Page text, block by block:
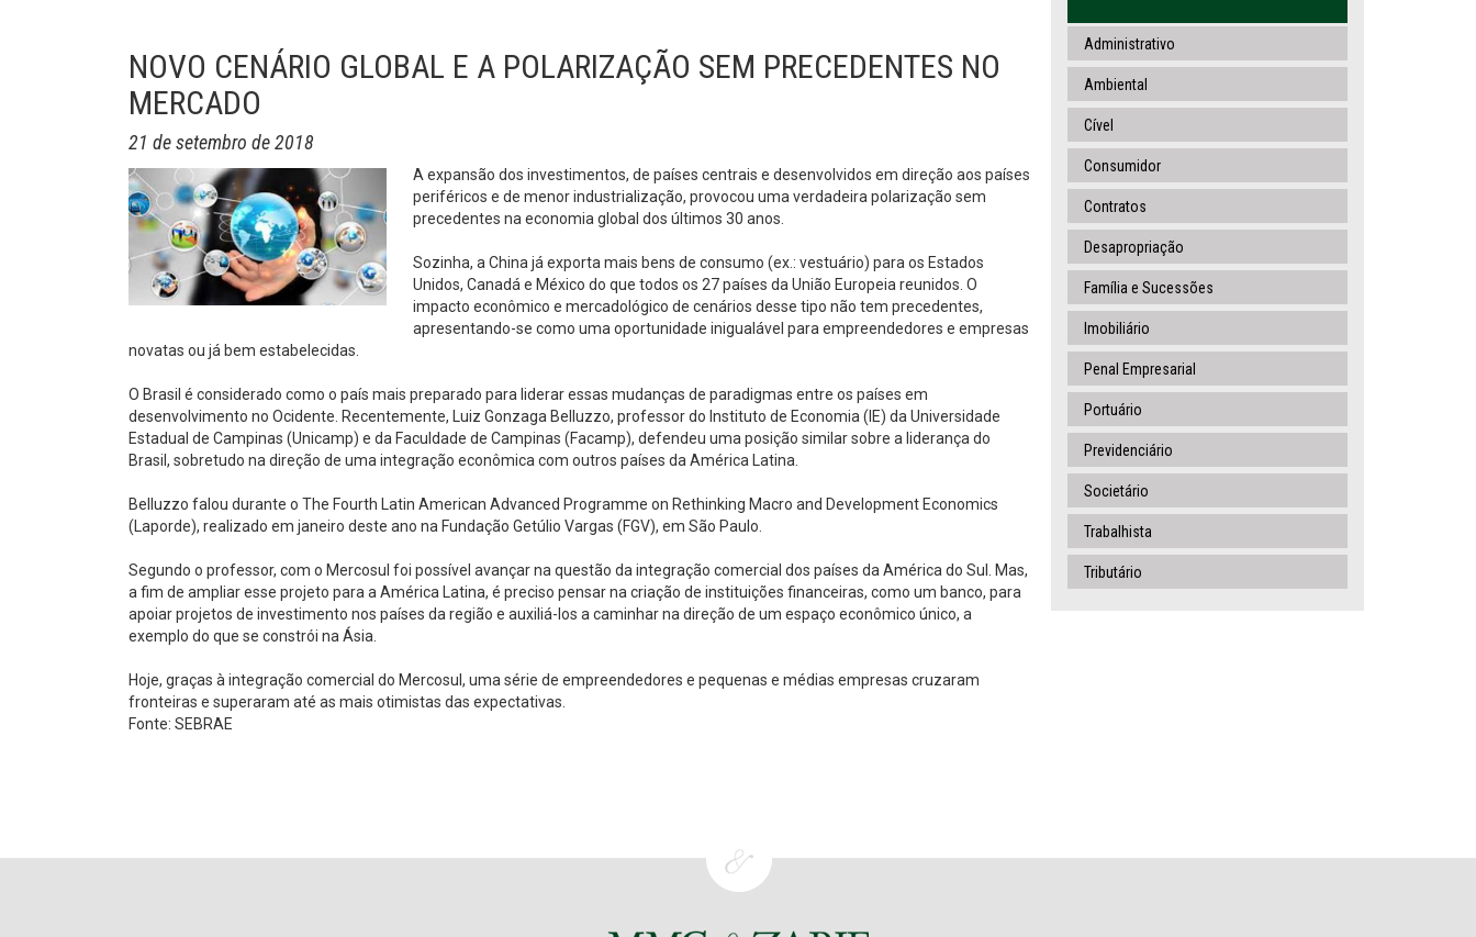
NOVO CENÁRIO GLOBAL E A POLARIZAÇÃO SEM PRECEDENTES NO
MERCADO
21 de setembro de 2018
A expansão dos investimentos, de países centrais e desenvolvidos em direção aos países
periféricos e de menor industrialização, provocou uma verdadeira polarização sem
precedentes na economia global dos últimos 30 anos.
Sozinha, a China já exporta mais bens de consumo (ex.: vestuário) para os Estados
Unidos, Canadá e México do que todos os 27 países da União Europeia reunidos. O
impacto econômico e mercadológico de cenários desse tipo não tem precedentes,
apresentando-se como uma oportunidade inigualável para empreendedores e empresas
novatas ou já bem estabelecidas.
O Brasil é considerado como o país mais preparado para liderar essas mudanças de paradigmas entre os países em
desenvolvimento no Ocidente. Recentemente, Luiz Gonzaga Belluzzo, professor do Instituto de Economia (IE) da Universidade
Estadual de Campinas (Unicamp) e da Faculdade de Campinas (Facamp), defendeu uma posição similar sobre a liderança do
Brasil, sobretudo na direção de uma integração econômica com outros países da América Latina.
Belluzzo falou durante o The Fourth Latin American Advanced Programme on Rethinking Macro and Development Economics
(Laporde), realizado em janeiro deste ano na Fundação Getúlio Vargas (FGV), em São Paulo.
Segundo o professor, com o Mercosul foi possível avançar na questão da integração comercial dos países da América do Sul. Mas,
a fim de ampliar esse projeto para a América Latina, é preciso pensar na criação de instituições financeiras, como um banco, para
apoiar projetos de investimento nos países da região e auxiliá-los a caminhar na direção de um espaço econômico único, a
exemplo do que se constrói na Ásia.
Hoje, graças à integração comercial do Mercosul, uma série de empreendedores e pequenas e médias empresas cruzaram
fronteiras e superaram até as mais otimistas das expectativas.
Fonte: SEBRAE
Administrativo
Ambiental
Cível
Consumidor
Contratos
Desapropriação
Família e Sucessões
Imobiliário
Penal Empresarial
Portuário
Previdenciário
Societário
Trabalhista
Tributário